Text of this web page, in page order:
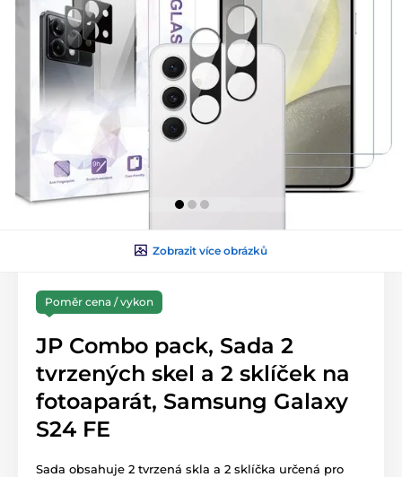
Zobrazit více obrázků
Poměr cena / vykon
JP Combo pack, Sada 2
tvrzených skel a 2 sklíček na
fotoaparát, Samsung Galaxy
S24 FE
Sada obsahuje 2 tvrzená skla a 2 sklíčka určená pro